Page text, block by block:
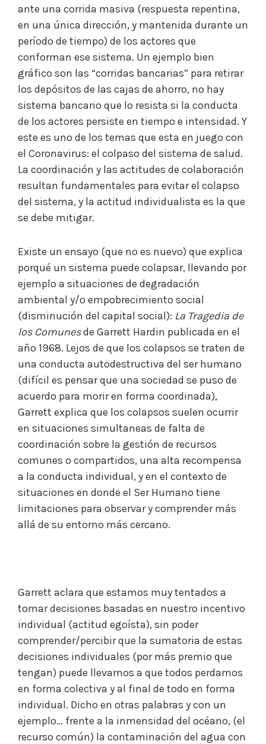
ante una corrida masiva (respuesta repentina,
en una única dirección, y mantenida durante un
período de tiempo) de los actores que
conforman ese sistema. Un ejemplo bien
gráfico son las “corridas bancarias” para retirar
los depósitos de las cajas de ahorro, no hay
sistema bancario que lo resista si la conducta
de los actores persiste en tiempo e intensidad. Y
este es uno de los temas que esta en juego con
el Coronavirus: el colpaso del sistema de salud.
La coordinación y las actitudes de colaboración
resultan fundamentales para evitar el colapso
del sistema, y la actitud individualista es la que
se debe mitigar.
Existe un ensayo (que no es nuevo) que explica
porqué un sistema puede colapsar, llevando por
ejemplo a situaciones de degradación
ambiental y/o empobrecimiento social
(disminución del capital social): La Tragedia de
los Comunesde Garrett Hardin publicada en el
año 1968. Lejos de que los colapsos se traten de
una conducta autodestructiva del ser humano
(difícil es pensar que una sociedad se puso de
acuerdo para morir en forma coordinada),
Garrett explica que los colapsos suelen ocurrir
en situaciones simultaneas de falta de
coordinación sobre la gestión de recursos
comunes o compartidos, una alta recompensa
a la conducta individual, y en el contexto de
situaciones en donde el Ser Humano tiene
limitaciones para observar y comprender más
allá de su entorno más cercano.
Garrett aclara que estamos muy tentados a
tomar decisiones basadas en nuestro incentivo
individual (actitud egoísta), sin poder
comprender/percibir que la sumatoria de estas
decisiones individuales (por más premio que
tengan) puede llevarnos a que todos perdamos
en forma colectiva y al final de todo en forma
individual. Dicho en otras palabras y con un
ejemplo… frente a la inmensidad del océano, (el
recurso común) la contaminación del agua con